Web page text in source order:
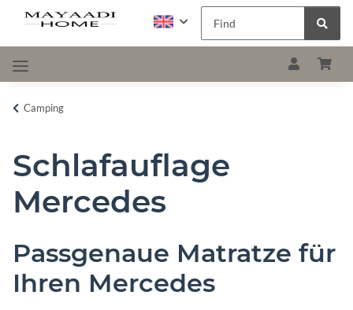
Camping
Schlafauflage
Mercedes
Passgenaue Matratze für
Ihren Mercedes